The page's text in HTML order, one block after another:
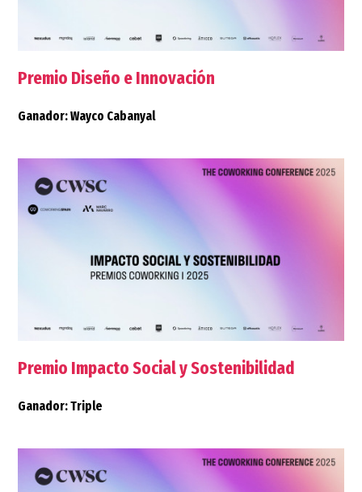
Premio Diseño e Innovación
Ganador: Wayco Cabanyal
Premio Impacto Social y Sostenibilidad
Ganador: Triple